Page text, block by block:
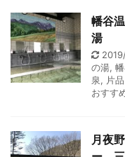
幡谷
湯
の湯,
泉, 片
おすす
月夜